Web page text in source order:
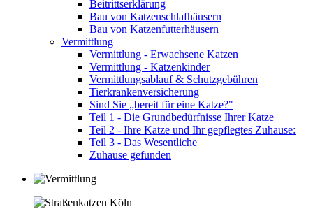
Beitrittserklärung
Bau von Katzenschlafhäusern
Bau von Katzenfutterhäusern
Vermittlung
Vermittlung - Erwachsene Katzen
Vermittlung - Katzenkinder
Vermittlungsablauf & Schutzgebühren
Tierkrankenversicherung
Sind Sie „bereit für eine Katze?"
Teil 1 - Die Grundbedürfnisse Ihrer Katze
Teil 2 - Ihre Katze und Ihr gepflegtes Zuhause:
Teil 3 - Das Wesentliche
Zuhause gefunden